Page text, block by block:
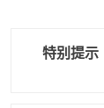
特别提示